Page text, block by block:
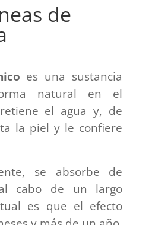
de
es una sustancia
natural en el
el agua y, de
la piel y le confiere
se absorbe de
cabo de un largo
es que el efecto